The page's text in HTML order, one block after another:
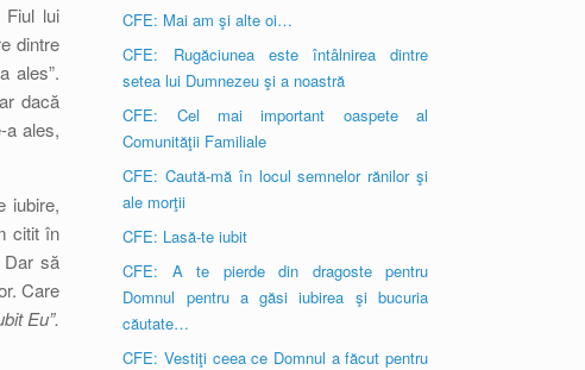
Fiul lui
dintre
ales”.
dacă
a ales,
iubire,
citit în
Dar să
Care
Eu”.
CFE: Mai am şi alte oi…
CFE: Rugăciunea este întâlnirea dintre
setea lui Dumnezeu şi a noastră
CFE: Cel mai important oaspete al
Comunităţii Familiale
CFE: Caută-mă în locul semnelor rănilor şi
ale morţii
CFE: Lasă-te iubit
CFE: A te pierde din dragoste pentru
Domnul pentru a găsi iubirea şi bucuria
căutate…
CFE: Vestiţi ceea ce Domnul a făcut pentru